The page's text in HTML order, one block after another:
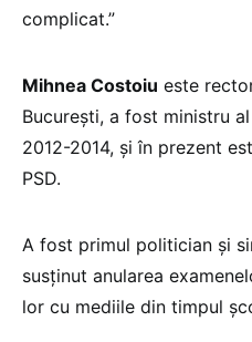
complicat.”
Mihnea Costoiu este
Bucureşti, a fost ministru
2012-2014, şi în prezent
PSD.
A fost primul politician şi
susţinut anularea
lor cu mediile din timpul